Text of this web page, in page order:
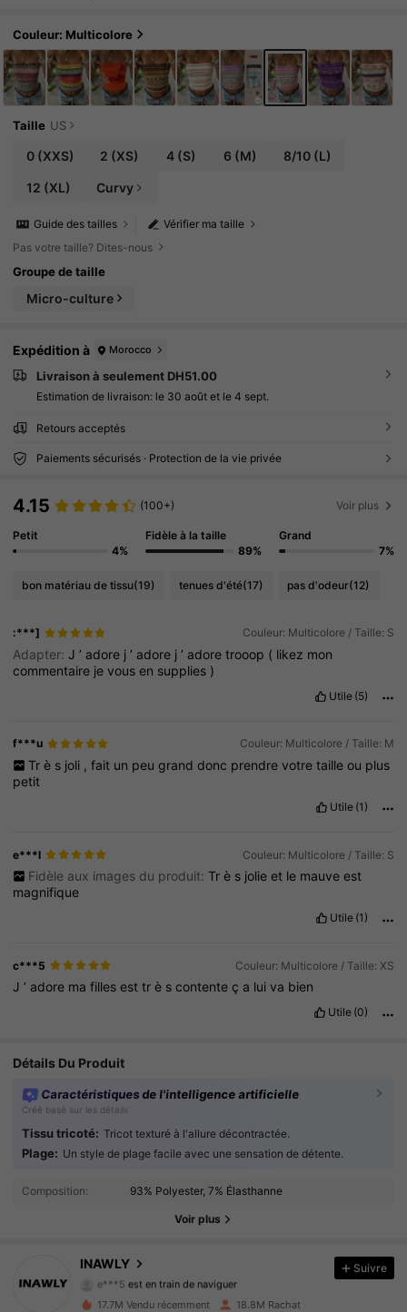
Couleur: Multicolore
Taille US
0(XXS) 2 (XS) 4 (S) 6 (M) 8/10 (L)
12 (XL) Curvy
Vérifier ma taille
Guide des tailles
Pas votre taille? Dites-nous
Groupe de taille
Micro-culture
Expédition à Morocco
Livraison à seulement DH51.00
Estimation de livraison: le 30 août et le 4 sept.
Retours acceptés
Paiements sécurisés · Protection de la vie privée
4.15 (100+) Voir plus
Petit
4%
Fidèle à la taille
89%
Grand
7%
bon matériau de tissu(19) tenues d'été(17) pas d'odeur(12)
:***] Couleur: Multicolore / Taille: S
Adapter:J’ adore j’ adore j’ adoretrooop ( likez mon
commentaire jevousen supplies )
Utile (5)
f***u Couleur: Multicolore / Taille: M
Tr è s joli , fait un peu grand donc prendre votre taille ou plus
petit
Utile (1)
e***l Couleur: Multicolore / Taille: S
Fidèle aux images du produit: Tr è s jolie et le mauve est
magnifique
Utile (1)
c***5 Couleur: Multicolore / Taille: XS
J’ adore mafillesesttrè scontenteç a luiva bien
Utile (0)
Détails Du Produit
Caractéristiques de l'intelligence artificielle
Créé basé sur les détails
Tissu tricoté: Tricot texturé à l'allure décontractée.
Plage: Un style de plage facile avec une sensation de détente.
Composition: 93% Polyester, 7% Élasthanne
Voir plus
INAWLY
4.87 1.1M Suiveurs
1.1M Suiveurs
4.87 1.1M Suiveurs
Suivre
17.7M Vendu récemment 18.8M Rachat